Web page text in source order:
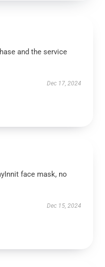
and the service
Dec 17, 2024
face mask, no
Dec 15, 2024